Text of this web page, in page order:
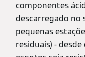
componentes
descarregado no
pequenas
residuais) -